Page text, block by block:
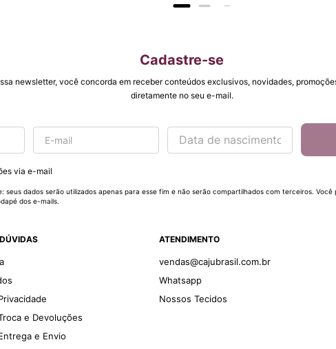
Cadastre-se
newsletter, você concorda em receber conteúdos exclusivos, novidades,
diretamente no seu e-mail.
via e-mail
seus dados serão utilizados apenas para esse fim e não serão compartilhados com terceiros.
dos e-mails.
e Devoluções
e Envio
ATENDIMENTO
vendas@cajubrasil.com.br
Whatsapp
Nossos Tecidos